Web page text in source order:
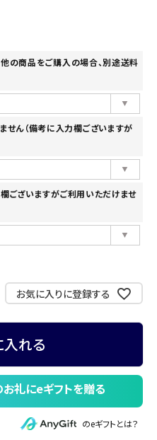
の商品をご購入の場合、別途送料
せん（備考に入力欄ございますが
ございますがご利用いただけませ
お気に入りに登録する
入れる
のeギフトとは？